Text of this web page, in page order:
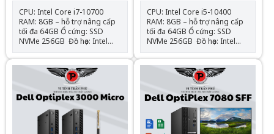
CPU: Intel Core i7-10700
RAM: 8GB – hỗ trợ nâng cấp
tối đa 64GB Ổ cứng: SSD
NVMe 256GB Đồ họa: Intel
UHD Graphics 630 (onboard)
Mainboard: Dell OEM –
Chipset H470 Cổng kết nối:
HDMI, VGA, 4x USB 3.0, 4x
USB 2.0, LAN Gigabit, Audio
combo Nguồn: Công suất
CPU: Intel Core i5-10400
RAM: 8GB – hỗ trợ nâng cấp
tối đa 64GB Ổ cứng: SSD
NVMe 256GB Đồ họa: Intel
UHD Graphics 630 (onboard)
Mainboard: Dell OEM –
Chipset H470 Cổng kết nối:
HDMI, VGA, 4x USB 3.0, 4x
USB 2.0, LAN Gigabit, Audio
combo Nguồn: Công suất
Gồm